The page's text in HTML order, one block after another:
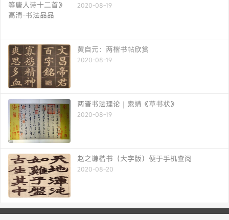
2020-08-19
黄自元：两楷书帖欣赏
2020-08-19
两晋书法理论｜索靖《草书状》
2020-08-19
赵之谦楷书（大字版）便于手机查阅
2020-08-20